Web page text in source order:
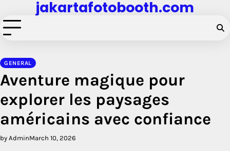
to
content
jakartafotobooth.com
GENERAL
Aventure magique pour
explorer les paysages
américains avec confiance
by AdminMarch 10, 2026